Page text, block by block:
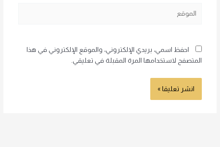
احفظ اسمي، بريدي الإلكتروني، والموقع الإلكتروني في هذا
المتصفح لاستخدامها المرة المقبلة في تعليقي.